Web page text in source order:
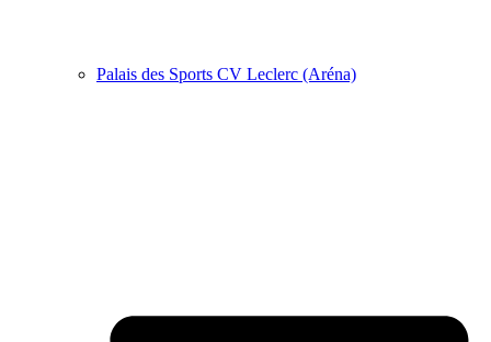
Palais des Sports CV Leclerc (Aréna)